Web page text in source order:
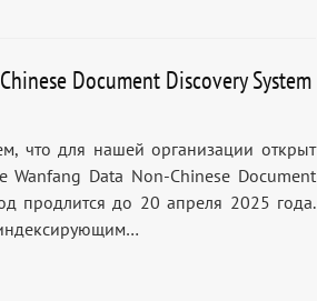
Document Discovery System
что для нашей организации открыт
Wanfang Data Non-Chinese Document
продлится до 20 апреля 2025 года.